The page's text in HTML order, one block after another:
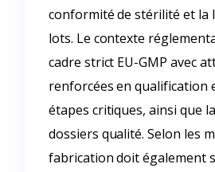
conformité de stérilité et la
lots. Le contexte
cadre strict EU-GMP avec
renforcées en qualification
étapes critiques, ainsi que
dossiers qualité. Selon les
fabrication doit également